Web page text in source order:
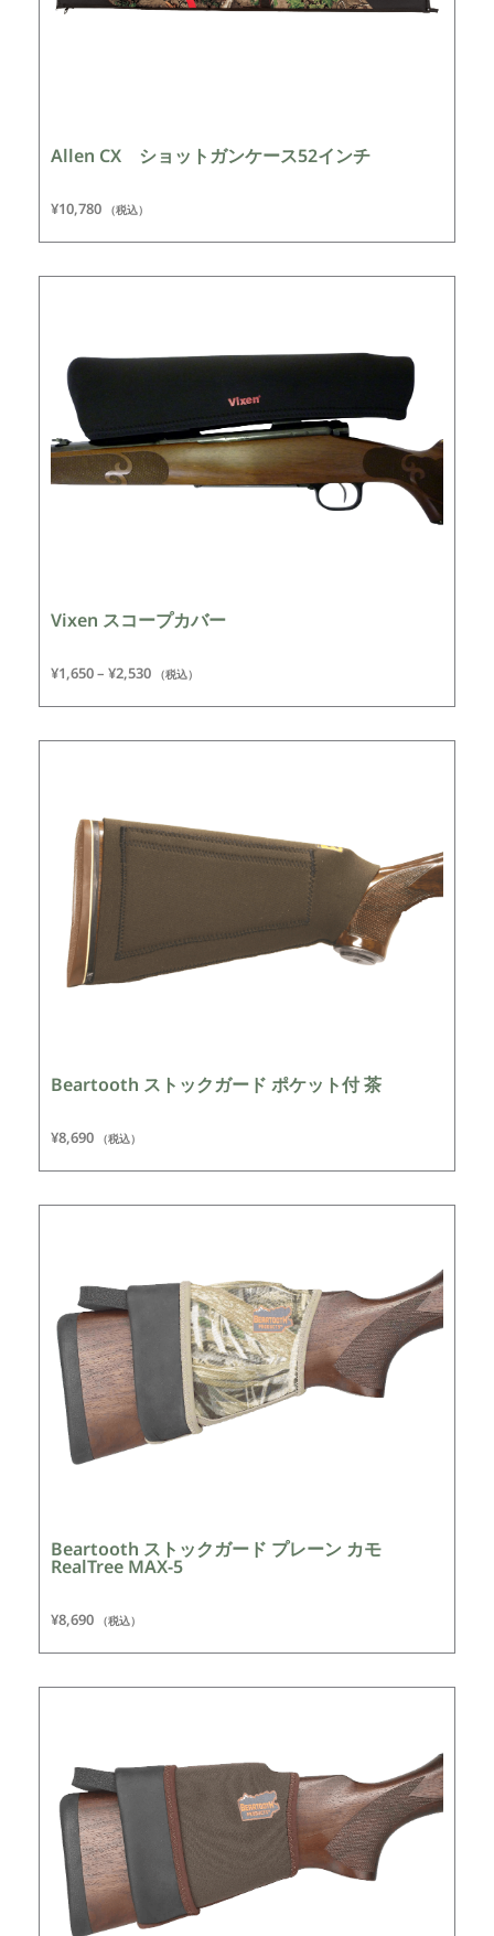
Allen CX ショットガンケース52インチ
¥10,780 （税込）
Vixen スコープカバー
¥1,650– ¥2,530 （税込）
Beartooth ストックガード ポケット付 茶
¥8,690 （税込）
Beartooth ストックガード プレーン カモ
RealTree MAX-5
¥8,690 （税込）